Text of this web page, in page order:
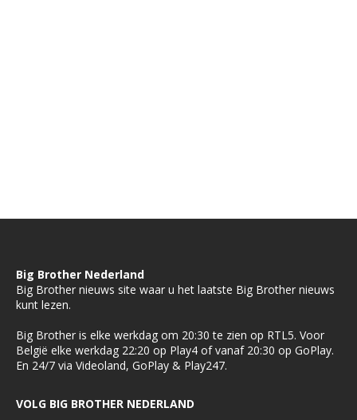
Big Brother Nederland
Big Brother nieuws site waar u het laatste Big Brother nieuws
kunt lezen.
Big Brother is elke werkdag om 20:30 te zien op RTL5. Voor
België elke werkdag 22:20 op Play4 of vanaf 20:30 op GoPlay.
En 24/7 via Videoland, GoPlay & Play247.
VOLG BIG BROTHER NEDERLAND